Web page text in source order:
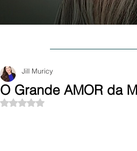
O Grande AMOR da
Jill Muricy
Avaliado com NaN de 5 estrelas.